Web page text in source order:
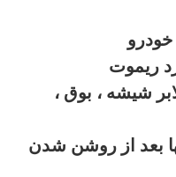
ریموت
۲ برای بالابر شیشه ، بوق ،
بعد از روشن شدن